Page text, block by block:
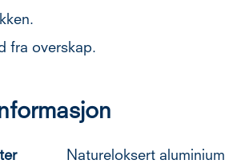
fra overskap.
Natureloksert aluminium